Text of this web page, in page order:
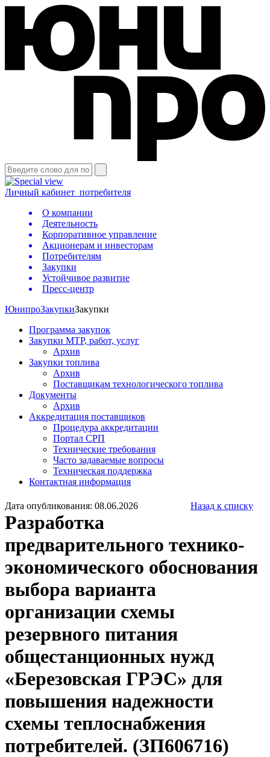
Личный кабинет потребителя
О компании
Деятельность
Корпоративное управление
Акционерам и инвесторам
Потребителям
Закупки
Устойчивое развитие
Пресс-центр
ЮнипроЗакупкиЗакупки
Программа закупок
Закупки МТР, работ, услуг
Архив
Закупки топлива
Архив
Поставщикам технологического топлива
Документы
Архив
Аккредитация поставщиков
Процедура аккредитации
Портал СРП
Технические требования
Часто задаваемые вопросы
Техническая поддержка
Контактная информация
Дата опубликования: 08.06.2026 Назад к списку
Разработка
предварительного технико-
экономического обоснования
выбора варианта
организации схемы
резервного питания
общестанционных нужд
«Березовская ГРЭС» для
повышения надежности
схемы теплоснабжения
потребителей. (ЗП606716)